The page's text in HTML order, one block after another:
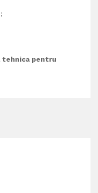
tehnica pentru